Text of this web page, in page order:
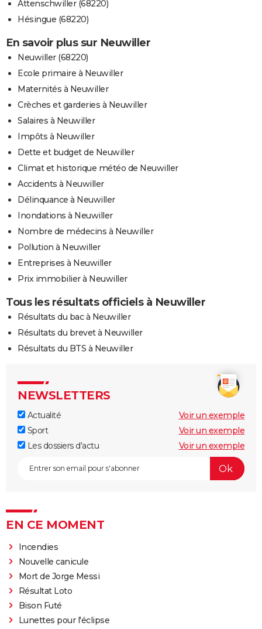
Attenschwiller (68220)
Hésingue (68220)
En savoir plus sur Neuwiller
Neuwiller (68220)
Ecole primaire à Neuwiller
Maternités à Neuwiller
Crèches et garderies à Neuwiller
Salaires à Neuwiller
Impôts à Neuwiller
Dette et budget de Neuwiller
Climat et historique météo de Neuwiller
Accidents à Neuwiller
Délinquance à Neuwiller
Inondations à Neuwiller
Nombre de médecins à Neuwiller
Pollution à Neuwiller
Entreprises à Neuwiller
Prix immobilier à Neuwiller
Tous les résultats officiels à Neuwiller
Résultats du bac à Neuwiller
Résultats du brevet à Neuwiller
Résultats du BTS à Neuwiller
NEWSLETTERS
Actualité
Voir un exemple
Sport
Voir un exemple
Les dossiers d'actu
Voir un exemple
EN CE MOMENT
Incendies
Nouvelle canicule
Mort de Jorge Messi
Résultat Loto
Bison Futé
Lunettes pour l'éclipse